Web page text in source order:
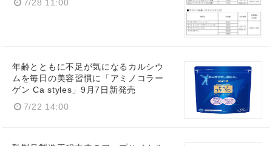
7/28 11:00
年齢とともに不足が気になるカルシウ
ムを毎日の美容習慣に「アミノコラー
ゲン Ca styles」9月7日新発売
7/22 14:00
Japanese
English